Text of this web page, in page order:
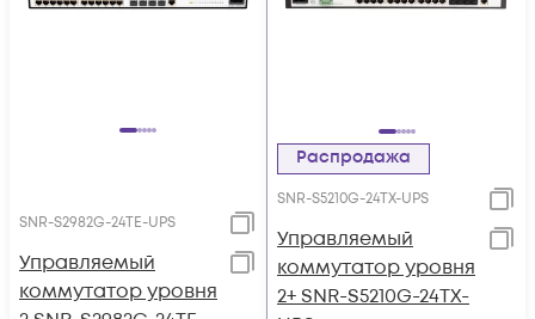
SNR-S2982G-24TE-UPS
Управляемый
коммутатор уровня
Распродажа
SNR-S5210G-24TX-UPS
Управляемый
коммутатор уровня
2+ SNR-S5210G-24TX-